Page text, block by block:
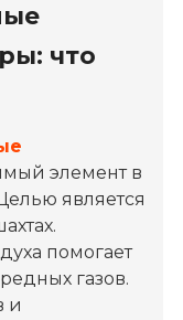
что
элемент в
является
помогает
газов.
и